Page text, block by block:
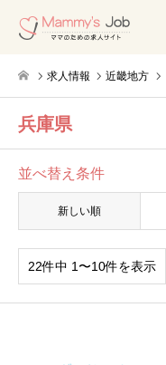
求人情報 近畿地方
兵庫県
並べ替え条件
新しい順
22件中 1〜10件を表示